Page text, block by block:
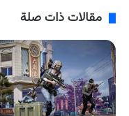
مقالات ذات صلة